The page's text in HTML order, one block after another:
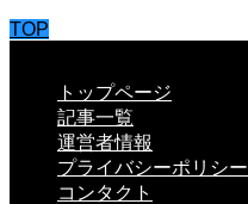
TOP
トップページ
記事一覧
運営者情報
プライバシーポリシー
コンタクト